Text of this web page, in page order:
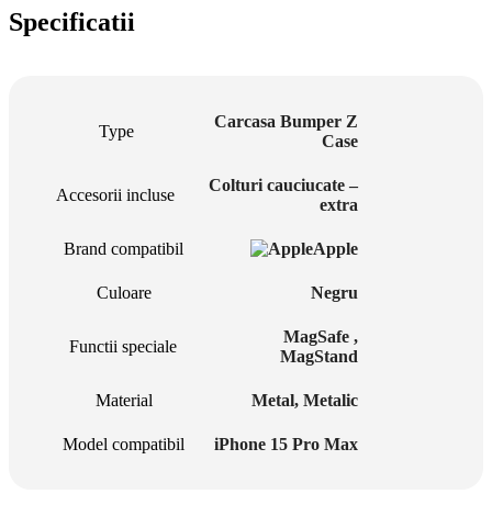
Specificatii
Type
Carcasa Bumper Z
Case
Accesorii incluse
Colturi cauciucate –
extra
Brand compatibil Apple
Culoare Negru
Functii speciale
MagSafe ,
MagStand
Material Metal, Metalic
Model compatibil iPhone 15 Pro Max